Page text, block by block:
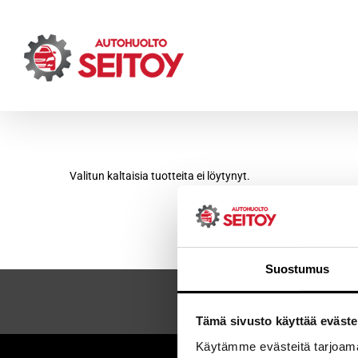
Suostumus
Tämä sivusto käyttää
Käytämme evästeitä
content
Valitun kaltaisia tuotteita ei löytynyt.